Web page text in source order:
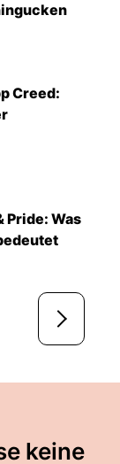
Creed:
Pride: Was
keine